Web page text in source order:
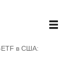
ETF в США: